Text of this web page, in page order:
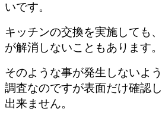
いです。
キッチンの交換を実施しても
が解消しないこともあります。
そのような事が発生しないよ
調査なのですが表面だけ確認
出来ません。